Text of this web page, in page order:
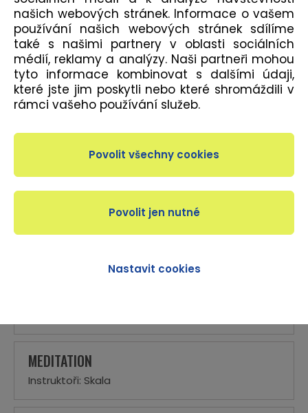
CHILDREN´S CEREMONY
Instruktoři: výběr instruktorů
INTERVAL TRAINING
KETTLEBELLS
KICKBOX
MEDITATION
Instruktoři: Skala
našich webových stránek. Informace o vašem
používání našich webových stránek sdílíme
také s našimi partnery v oblasti sociálních
médií, reklamy a analýzy. Naši partneři mohou
tyto informace kombinovat s dalšími údaji,
které jste jim poskytli nebo které shromáždili v
rámci vašeho používání služeb.
Nastavit cookies